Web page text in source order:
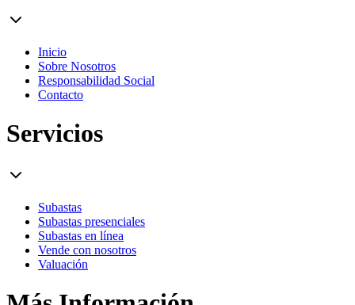
Inicio
Sobre Nosotros
Responsabilidad Social
Contacto
Servicios
Subastas
Subastas presenciales
Subastas en línea
Vende con nosotros
Valuación